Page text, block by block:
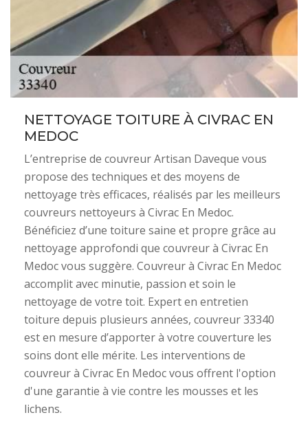
NETTOYAGE TOITURE À CIVRAC EN
MEDOC
L’entreprise de couvreur Artisan Daveque vous
propose des techniques et des moyens de
nettoyage très efficaces, réalisés par les meilleurs
couvreurs nettoyeurs à Civrac En Medoc.
Bénéficiez d’une toiture saine et propre grâce au
nettoyage approfondi que couvreur à Civrac En
Medoc vous suggère. Couvreur à Civrac En Medoc
accomplit avec minutie, passion et soin le
nettoyage de votre toit. Expert en entretien
toiture depuis plusieurs années, couvreur 33340
est en mesure d’apporter à votre couverture les
soins dont elle mérite. Les interventions de
couvreur à Civrac En Medoc vous offrent l'option
d'une garantie à vie contre les mousses et les
lichens.